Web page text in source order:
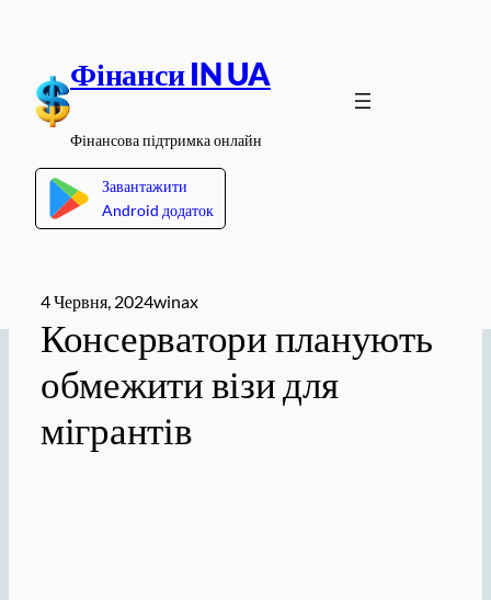
вмісту
Фінанси IN UA
Фінансова підтримка онлайн
Завантажити
Android додаток
4 Червня, 2024winax
Консерватори планують
обмежити візи для
мігрантів